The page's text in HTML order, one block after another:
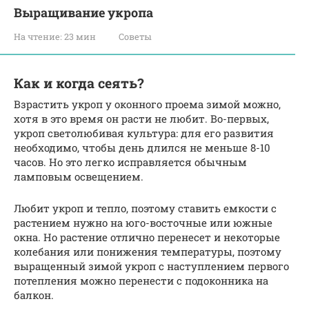
Выращивание укропа
На чтение: 23 мин Советы
Как и когда сеять?
Взрастить укроп у оконного проема зимой можно,
хотя в это время он расти не любит. Во-первых,
укроп светолюбивая культура: для его развития
необходимо, чтобы день длился не меньше 8-10
часов. Но это легко исправляется обычным
ламповым освещением.
Любит укроп и тепло, поэтому ставить емкости с
растением нужно на юго-восточные или южные
окна. Но растение отлично перенесет и некоторые
колебания или понижения температуры, поэтому
выращенный зимой укроп с наступлением первого
потепления можно перенести с подоконника на
балкон.